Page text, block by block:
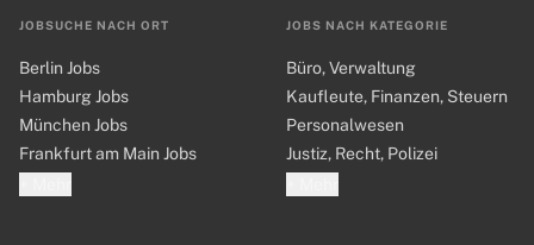
JOBSUCHE NACH ORT
Berlin Jobs
Hamburg Jobs
München Jobs
Frankfurt am Main Jobs
JOBS NACH KATEGORIE
Büro, Verwaltung
Kaufleute, Finanzen, Steuern
Personalwesen
Justiz, Recht, Polizei